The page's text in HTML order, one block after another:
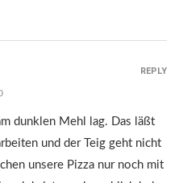
dunklen Mehl lag. Das läßt
und der Teig geht nicht
unsere Pizza nur noch mit
REPLY